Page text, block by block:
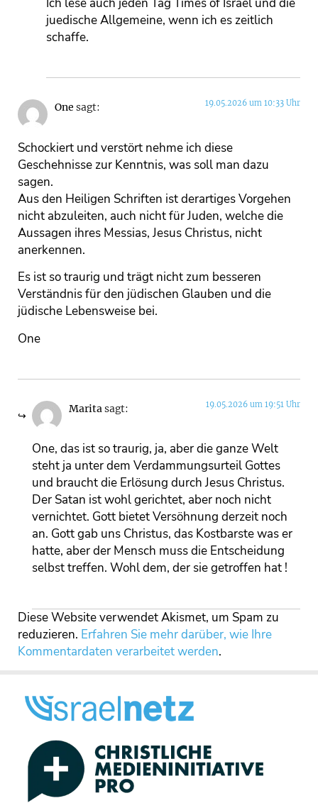
juedische Allgemeine, wenn ich es zeitlich
schaffe.
One sagt: 19.05.2026 um 10:33 Uhr
Schockiert und verstört nehme ich diese
Geschehnisse zur Kenntnis, was soll man dazu
sagen.
Aus den Heiligen Schriften ist derartiges Vorgehen
nicht abzuleiten, auch nicht für Juden, welche die
Aussagen ihres Messias, Jesus Christus, nicht
anerkennen.
Es ist so traurig und trägt nicht zum besseren
Verständnis für den jüdischen Glauben und die
jüdische Lebensweise bei.
One
Maritasagt: 19.05.2026 um 19:51 Uhr
One, das ist so traurig, ja, aber die ganze Welt
steht ja unter dem Verdammungsurteil Gottes
und braucht die Erlösung durch Jesus Christus.
Der Satan ist wohl gerichtet, aber noch nicht
vernichtet. Gott bietet Versöhnung derzeit noch
an. Gott gab uns Christus, das Kostbarste was er
hatte, aber der Mensch muss die Entscheidung
selbst treffen. Wohl dem, der sie getroffen hat !
Diese Website verwendet Akismet, um Spam zu
reduzieren. Erfahren Sie mehr darüber, wie Ihre
Kommentardaten verarbeitet werden.